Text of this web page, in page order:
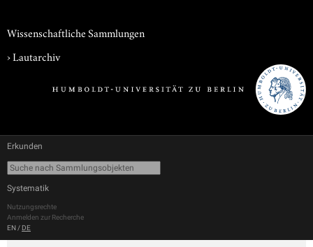
Wissenschaftliche Sammlungen
›Lautarchiv
Erkunden
Systematik
Nutzungsrechte
Anmelden zur Recherche
EN / DE